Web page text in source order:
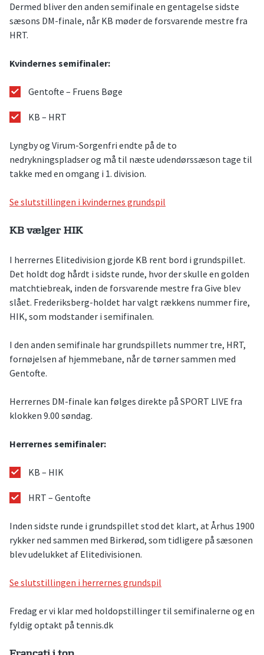
Dermed bliver den anden semifinale en gentagelse sidste
sæsons DM-finale, når KB møder de forsvarende mestre fra
HRT.
Kvindernes semifinaler:
Gentofte – Fruens Bøge
KB – HRT
Lyngby og Virum-Sorgenfri endte på de to
nedrykningspladser og må til næste udendørssæson tage til
takke med en omgang i 1. division.
Se slutstillingen i kvindernes grundspil
KB vælger HIK
I herrernes Elitedivision gjorde KB rent bord i grundspillet.
Det holdt dog hårdt i sidste runde, hvor der skulle en golden
matchtiebreak, inden de forsvarende mestre fra Give blev
slået. Frederiksberg-holdet har valgt rækkens nummer fire,
HIK, som modstander i semifinalen.
I den anden semifinale har grundspillets nummer tre, HRT,
fornøjelsen af hjemmebane, når de tørner sammen med
Gentofte.
Herrernes DM-finale kan følges direkte på SPORT LIVE fra
klokken 9.00 søndag.
Herrernes semifinaler:
KB – HIK
HRT – Gentofte
Inden sidste runde i grundspillet stod det klart, at Århus 1900
rykker ned sammen med Birkerød, som tidligere på sæsonen
blev udelukket af Elitedivisionen.
Se slutstillingen i herrernes grundspil
Fredag er vi klar med holdopstillinger til semifinalerne og en
fyldig optakt på tennis.dk